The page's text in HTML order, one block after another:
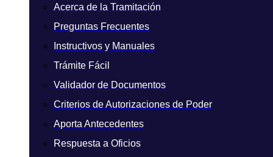
Acerca de la Tramitación
Preguntas Frecuentes
Instructivos y Manuales
Trámite Fácil
Validador de Documentos
Criterios de Autorizaciones de Poder
Aporta Antecedentes
Respuesta a Oficios